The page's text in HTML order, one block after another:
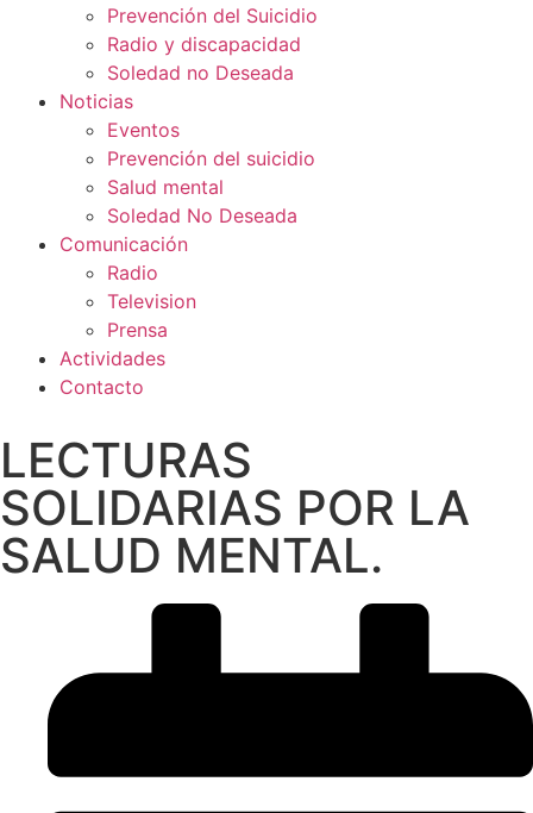
Prevención del Suicidio
Radio y discapacidad
Soledad no Deseada
Noticias
Eventos
Prevención del suicidio
Salud mental
Soledad No Deseada
Comunicación
Radio
Television
Prensa
Actividades
Contacto
LECTURAS
SOLIDARIAS POR LA
SALUD MENTAL.